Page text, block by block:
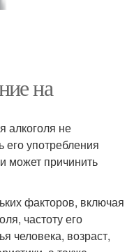
на
алкоголя не
его употребления
может причинить
факторов, включая
частоту его
человека, возраст,